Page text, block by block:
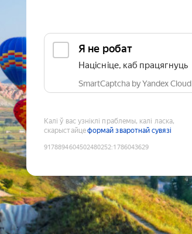
Я не робат
Націсніце, каб працягнуць
SmartCaptcha by Yandex Cloud
Калі ў вас узніклі праблемы, калі ласка,
скарыстайцеформай зваротнай сувязі
9178894604502480252:1786043629